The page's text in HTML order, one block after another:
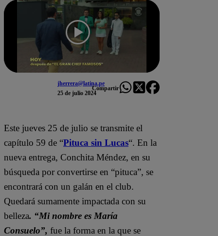
jherrera@latina.pe
25 de julio 2024
Compartir
Este jueves 25 de julio se transmite el
capítulo 59 de “Pituca sin Lucas“. En la
nueva entrega, Conchita Méndez, en su
búsqueda por convertirse en “pituca”, se
encontrará con un galán en el club.
Quedará sumamente impactada con su
belleza. “Mi nombre es María
Consuelo”, fue la forma en la que se